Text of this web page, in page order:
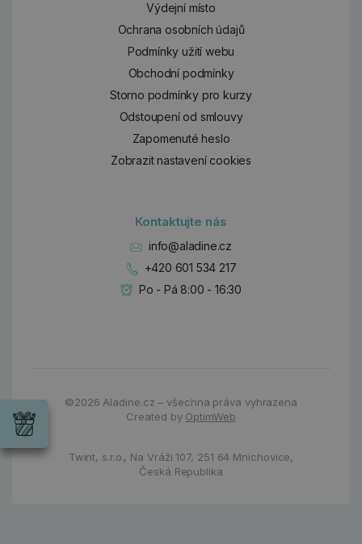
Výdejní místo
Ochrana osobních údajů
Podmínky užití webu
Obchodní podmínky
Storno podmínky pro kurzy
Odstoupení od smlouvy
Zapomenuté heslo
Zobrazit nastavení cookies
Kontaktujte nás
info@aladine.cz
+420 601 534 217
Po - Pá 8:00 - 16:30
©2026 Aladine.cz – všechna práva vyhrazena
Created by OptimWeb
Twint, s.r.o., Na Vráži 107, 251 64 Mnichovice,
Česká Republika
Wrendale
příležitost
Chci si vybrat